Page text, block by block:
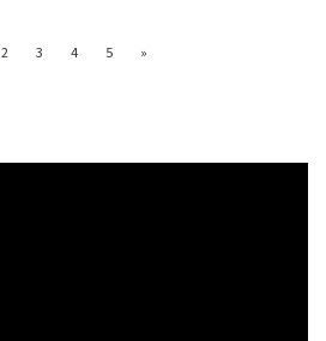
2 3 4 5 »